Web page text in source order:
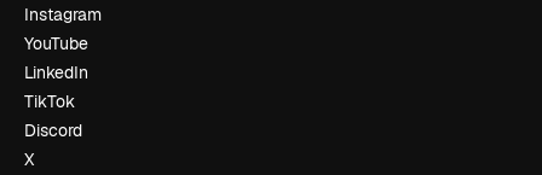
Instagram
YouTube
LinkedIn
TikTok
Discord
X